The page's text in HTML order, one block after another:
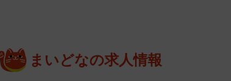
自身も5歳と3歳になる2人の息子さんを持つ父親。
まいどなの求人情報